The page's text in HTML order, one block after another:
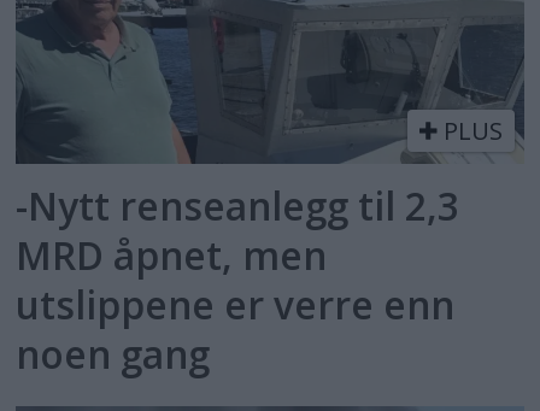
PLUS
-Nytt renseanlegg til 2,3
MRD åpnet, men
utslippene er verre enn
noen gang